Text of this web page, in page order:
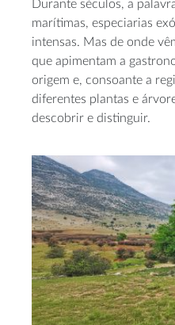
Durante séculos, a
marítimas, especiarias
intensas. Mas de onde
que apimentam a
origem e, consoante a
diferentes plantas e
descobrir e distinguir.